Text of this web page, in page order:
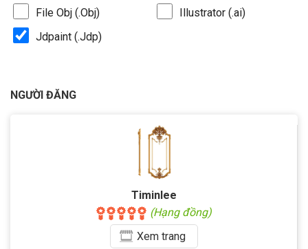
File Obj (.Obj)
Illustrator (.ai)
Jdpaint (.Jdp)
NGƯỜI ĐĂNG
Timinlee
(Hạng đồng)
Xemtrang